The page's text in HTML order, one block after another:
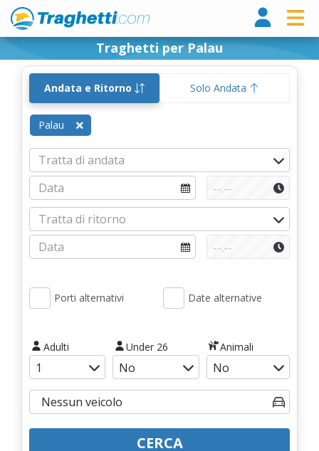
Traghetti per Palau
Andata e Ritorno Solo Andata
Palau
Porti alternativi Date alternative
Adulti Under 26 Animali
CERCA